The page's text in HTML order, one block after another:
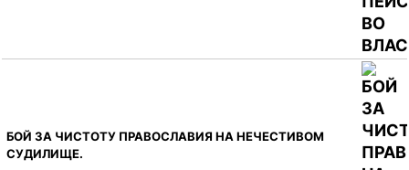
БОЙ ЗА ЧИСТОТУ ПРАВОСЛАВИЯ НА НЕЧЕСТИВОМ
СУДИЛИЩЕ.